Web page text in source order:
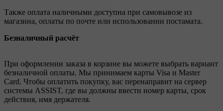
Также оплата наличными доступна при самовывозе из
магазина, оплаты по почте или использовании постамата.
Безналичный расчёт
При оформлении заказа в корзине вы можете выбрать вариант
безналичной оплаты. Мы принимаем карты Visa и Master
Card. Чтобы оплатить покупку, вас перенаправит на сервер
системы ASSIST, где вы должны ввести номер карты, срок
действия, имя держателя.